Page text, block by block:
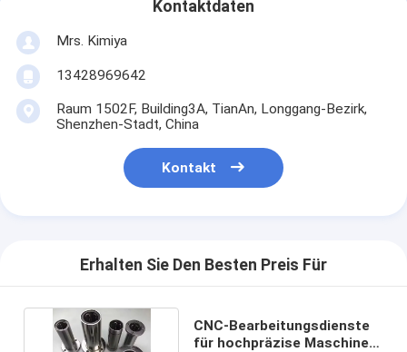
Kontaktdaten
Mrs. Kimiya
13428969642
Raum 1502F, Building3A, TianAn, Longgang-Bezirk,
Shenzhen-Stadt, China
Kontakt
Erhalten Sie Den Besten Preis Für
CNC-Bearbeitungsdienste
für hochpräzise Maschinen